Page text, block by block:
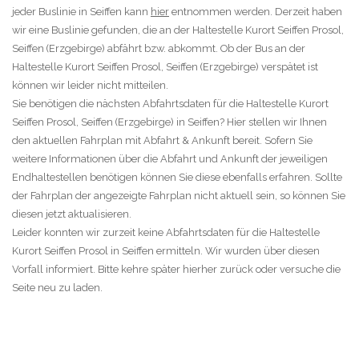
jeder Buslinie in Seiffen kann hier entnommen werden. Derzeit haben
wir eine Buslinie gefunden, die an der Haltestelle Kurort Seiffen Prosol,
Seiffen (Erzgebirge) abfährt bzw. abkommt. Ob der Bus an der
Haltestelle Kurort Seiffen Prosol, Seiffen (Erzgebirge) verspätet ist
können wir leider nicht mitteilen.
Sie benötigen die nächsten Abfahrtsdaten für die Haltestelle Kurort
Seiffen Prosol, Seiffen (Erzgebirge) in Seiffen? Hier stellen wir Ihnen
den aktuellen Fahrplan mit Abfahrt & Ankunft bereit. Sofern Sie
weitere Informationen über die Abfahrt und Ankunft der jeweiligen
Endhaltestellen benötigen können Sie diese ebenfalls erfahren. Sollte
der Fahrplan der angezeigte Fahrplan nicht aktuell sein, so können Sie
diesen jetzt aktualisieren.
Leider konnten wir zurzeit keine Abfahrtsdaten für die Haltestelle
Kurort Seiffen Prosol in Seiffen ermitteln. Wir wurden über diesen
Vorfall informiert. Bitte kehre später hierher zurück oder versuche die
Seite neu zu laden.